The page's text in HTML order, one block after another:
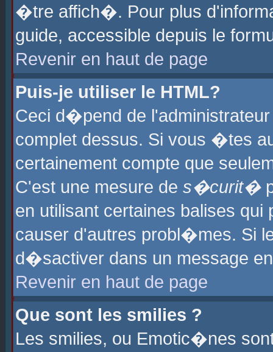
�tre affich�. Pour plus
guide, accessible depuis le
Revenir en haut de page
Puis-je utiliser le HTML?
Ceci d�pend de
complet dessus. Si vous �tes
certainement compte que
C'est une mesure de s�curit�
en utilisant certaines balises
causer d'autres probl�mes. Si
d�sactiver dans un message
Revenir en haut de page
Que sont les smilies ?
Les smilies, ou Emotic�nes